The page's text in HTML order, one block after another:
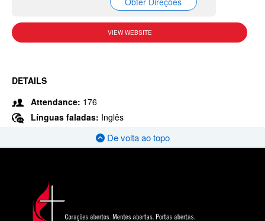
VIEW WEBSITE
DETAILS
Attendance: 176
Línguas faladas: Inglês
De volta ao topo